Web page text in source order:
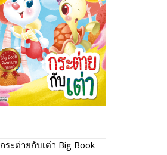
กระต่ายกับเต่า Big Book